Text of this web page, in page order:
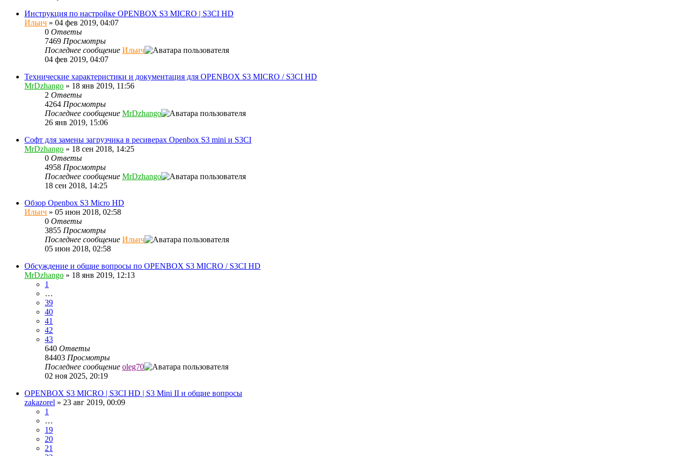
Инструкция по настройке OPENBOX S3 MICRO | S3CI HD
Ильич » 04 фев 2019, 04:07
0 Ответы
7469 Просмотры
Последнее сообщение Ильич
04 фев 2019, 04:07
Технические характеристики и документация для OPENBOX S3 MICRO / S3CI HD
MrDzhango » 18 янв 2019, 11:56
2 Ответы
4264 Просмотры
Последнее сообщение MrDzhango
26 янв 2019, 15:06
Софт для замены загрузчика в ресиверах Openbox S3 mini и S3CI
MrDzhango » 18 сен 2018, 14:25
0 Ответы
4958 Просмотры
Последнее сообщение MrDzhango
18 сен 2018, 14:25
Обзор Openbox S3 Micro HD
Ильич » 05 июн 2018, 02:58
0 Ответы
3855 Просмотры
Последнее сообщение Ильич
05 июн 2018, 02:58
Обсуждение и общие вопросы по OPENBOX S3 MICRO / S3CI HD
MrDzhango » 18 янв 2019, 12:13
1
…
39
40
41
42
43
640 Ответы
84403 Просмотры
Последнее сообщение oleg70
02 ноя 2025, 20:19
OPENBOX S3 MICRO | S3CI HD | S3 Mini II и общие вопросы
zakazorel » 23 авг 2019, 00:09
1
…
19
20
21